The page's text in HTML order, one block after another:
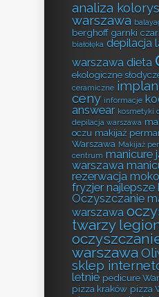
analiza
warszawa
berghoff garnki
białołęka depilacja
warszawa dieta
ekologiczne
ceramiczne
ceny informacje
answear kosmetyki
depilacja warszawa
oczu makijaż
Warszawa Makijaż
centrum manicure
warszawa
rezerwacja
fryzjer najlepsze
Oczyszczanie
warszawa
twarzy
warszawa
sklep
letnie pedicure
pizza kraków pizza